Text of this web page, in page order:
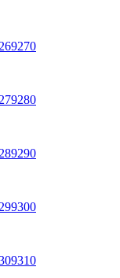
269270
279280
289290
299300
310